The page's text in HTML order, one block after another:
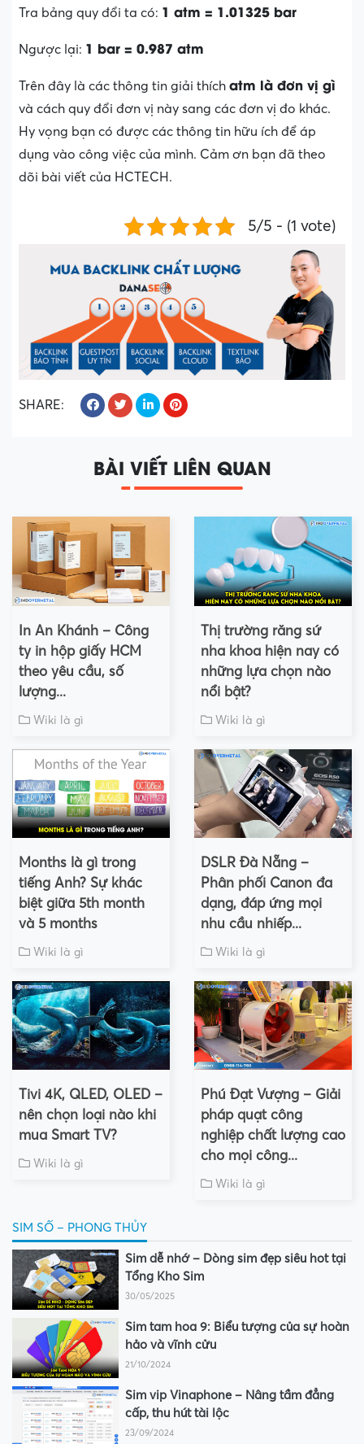
Tra bảng quy đổi ta có: 1 atm = 1.01325 bar
Ngược lại: 1 bar = 0.987 atm
Trên đây là các thông tin giải thích atm là đơn vị gì
và cách quy đổi đơn vị này sang các đơn vị đo khác.
Hy vọng bạn có được các thông tin hữu ích để áp
dụng vào công việc của mình. Cảm ơn bạn đã theo
dõi bài viết của HCTECH.
5/5 - (1 vote)
SHARE:
BÀI VIẾT LIÊN QUAN
In An Khánh – Công
ty in hộp giấy HCM
theo yêu cầu, số
lượng...
Wiki là gì
Thị trường răng sứ
nha khoa hiện nay có
những lựa chọn nào
nổi bật?
Wiki là gì
Months là gì trong
tiếng Anh? Sự khác
biệt giữa 5th month
và 5 months
Wiki là gì
DSLR Đà Nẵng –
Phân phối Canon đa
dạng, đáp ứng mọi
nhu cầu nhiếp...
Wiki là gì
Tivi 4K, QLED, OLED –
nên chọn loại nào khi
mua Smart TV?
Wiki là gì
Phú Đạt Vượng – Giải
pháp quạt công
nghiệp chất lượng cao
cho mọi công...
Wiki là gì
SIM SỐ – PHONG THỦY
Sim dễ nhớ – Dòng sim đẹp siêu hot tại
Tổng Kho Sim
30/05/2025
Sim tam hoa 9: Biểu tượng của sự hoàn
hảo và vĩnh cửu
21/10/2024
Sim vip Vinaphone – Nâng tầm đẳng
cấp, thu hút tài lộc
23/09/2024